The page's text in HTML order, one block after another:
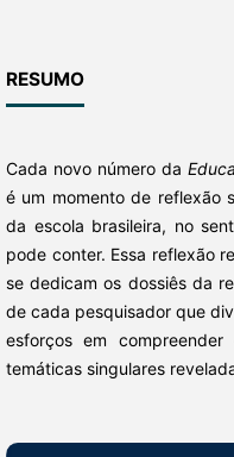
RESUMO
Cada novo número da
é um momento de reflexão
da escola brasileira, no
pode conter. Essa reflexão
se dedicam os dossiês da
de cada pesquisador que
esforços em
temáticas singulares